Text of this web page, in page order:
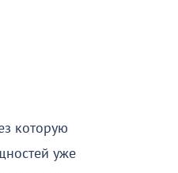
которую
уже